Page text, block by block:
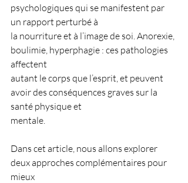
psychologiques qui se manifestent par
un rapport perturbé à
la nourriture et à l’image de soi. Anorexie,
boulimie, hyperphagie : ces pathologies
affectent
autant le corps que l’esprit, et peuvent
avoir des conséquences graves sur la
santé physique et
mentale.
Dans cet article, nous allons explorer
deux approches complémentaires pour
mieux